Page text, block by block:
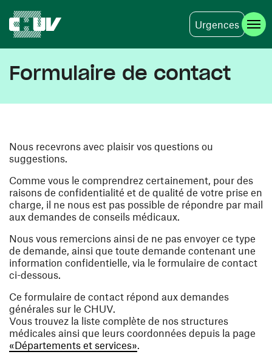
Urgences
Formulaire de contact
Nous recevrons avec plaisir vos questions ou
suggestions.
Comme vous le comprendrez certainement, pour des
raisons de confidentialité et de qualité de votre prise en
charge, il ne nous est pas possible de répondre par mail
aux demandes de conseils médicaux.
Nous vous remercions ainsi de ne pas envoyer ce type
de demande, ainsi que toute demande contenant une
information confidentielle, via le formulaire de contact
ci-dessous.
Ce formulaire de contact répond aux demandes
générales sur le CHUV.
Vous trouvez la liste complète de nos structures
médicales ainsi que leurs coordonnées depuis la page
«Départements et services».